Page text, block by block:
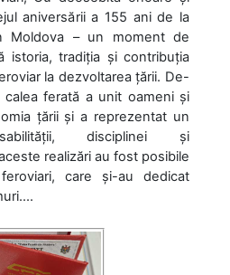
aniversării a 155 ani de la
Moldova – un moment de
istoria, tradiția și contribuția
la dezvoltarea țării. De-
ferată a unit oameni și
țării și a reprezentat un
disciplinei și
realizări au fost posibile
care și-au dedicat